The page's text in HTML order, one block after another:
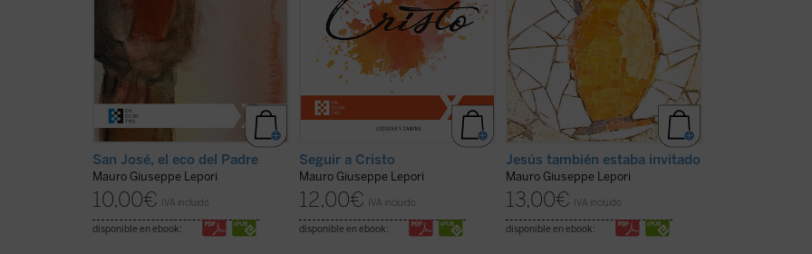
Dios Padre no ha querido
simplemente una «sombra» de su
propia paternidad, sino un icono ...
(ver ficha)
San José, el eco del Padre
Mauro Giuseppe Lepori
10,00€ IVA incluido
disponible en ebook:
que el P. Mauro Lepori ofrece, en
el estilo monástico de los
«sermones capitulares», dentro
del Curso ...
(ver ficha)
Seguir a Cristo
Mauro Giuseppe Lepori
12,00€ IVA incluido
disponible en ebook:
con fuerza la verdad del amor,
siendo consciente de la dificultad
de su realización en estos ...(ver
Jesús también estaba invitado
Mauro Giuseppe Lepori
13,00€ IVA incluido
disponible en ebook: